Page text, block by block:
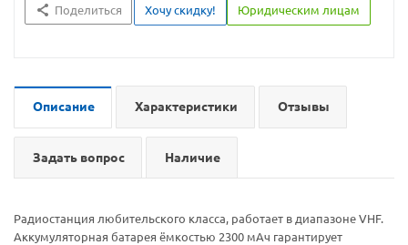
Поделиться Хочу скидку! Юридическим лицам
Описание Характеристики Отзывы
Задать вопрос Наличие
Радиостанция любительского класса, работает в диапазоне VHF.
Аккумуляторная батарея ёмкостью 2300 мАч гарантирует